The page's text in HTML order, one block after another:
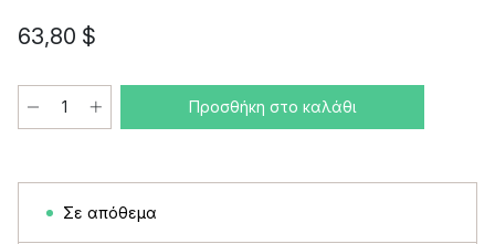
63,80 $
Προσθήκη στο καλάθι
Σε απόθεμα